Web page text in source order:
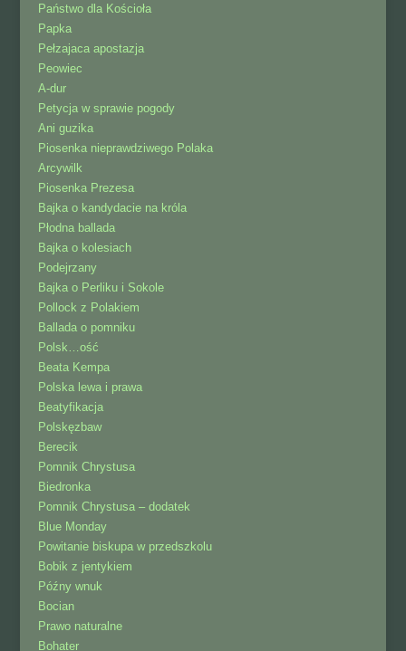
Państwo dla Kościoła
Papka
Pełzajaca apostazja
Peowiec
A-dur
Petycja w sprawie pogody
Ani guzika
Piosenka nieprawdziwego Polaka
Arcywilk
Piosenka Prezesa
Bajka o kandydacie na króla
Płodna ballada
Bajka o kolesiach
Podejrzany
Bajka o Perliku i Sokole
Pollock z Polakiem
Ballada o pomniku
Polsk…ość
Beata Kempa
Polska lewa i prawa
Beatyfikacja
Polskęzbaw
Berecik
Pomnik Chrystusa
Biedronka
Pomnik Chrystusa – dodatek
Blue Monday
Powitanie biskupa w przedszkolu
Bobik z jentykiem
Późny wnuk
Bocian
Prawo naturalne
Bohater